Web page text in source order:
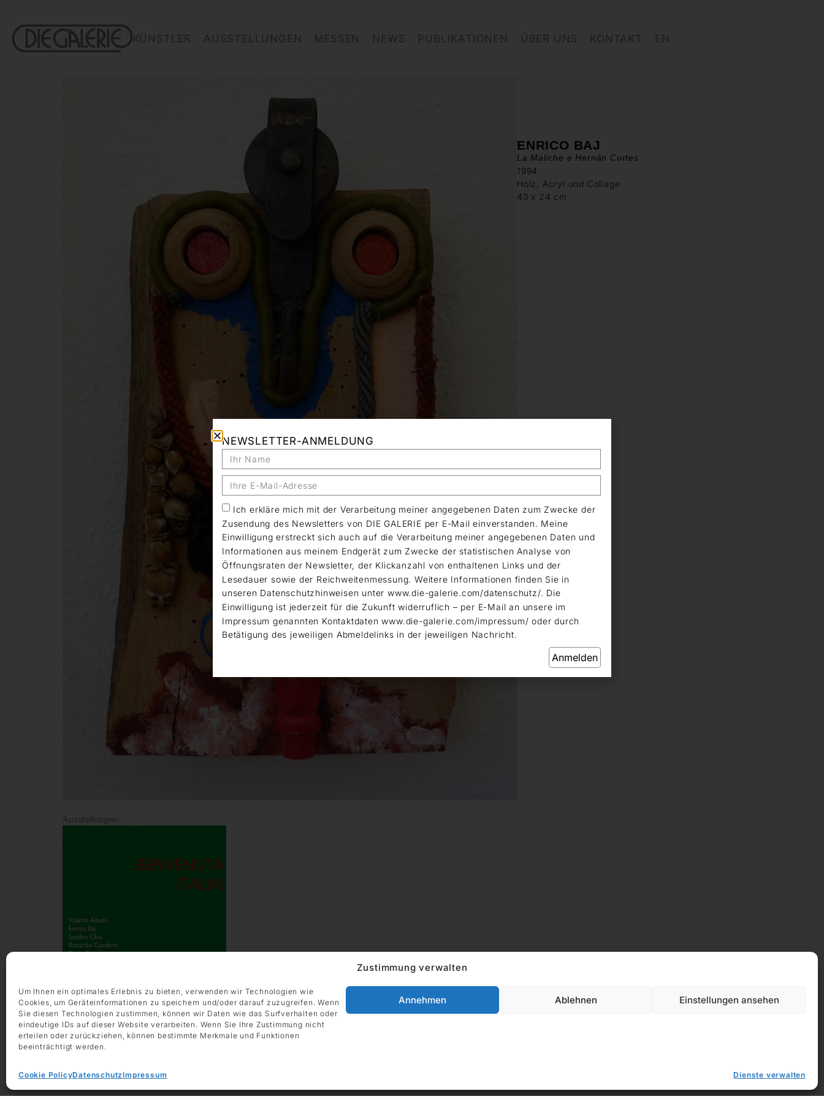
Zustimmung verwalten
Um Ihnen ein optimales Erlebnis zu bieten, verwenden wir Technologien wie
Cookies, um Geräteinformationen zu speichern und/oder darauf zuzugreifen. Wenn
Sie diesen Technologien zustimmen, können wir Daten wie das Surfverhalten oder
eindeutige IDs auf dieser Website verarbeiten. Wenn Sie Ihre Zustimmung nicht
erteilen oder zurückziehen, können bestimmte Merkmale und Funktionen
beeinträchtigt werden.
Dienste verwalten
Annehmen Ablehnen Einstellungen ansehen
Cookie PolicyDatenschutzImpressum
KÜNSTLER AUSSTELLUNGEN MESSEN NEWS PUBLIKATIONEN ÜBER UNS KONTAKT EN
ENRICO BAJ
La Maliche e Hernàn Cortes
1994
Holz, Acryl und Collage
43 x 24 cm
Ausstellungen
Benvenuta, Italia!
22. Januar 2020 - 21. März 2020
DIE GALERIE, Frankfurt am Main
NEWSLETTER-ANMELDUNG
Ich erkläre mich mit der Verarbeitung meiner angegebenen Daten zum Zwecke der
Zusendung des Newsletters von DIE GALERIE per E-Mail einverstanden. Meine
Einwilligung erstreckt sich auch auf die Verarbeitung meiner angegebenen Daten und
Informationen aus meinem Endgerät zum Zwecke der statistischen Analyse von
Öffnungsraten der Newsletter, der Klickanzahl von enthaltenen Links und der
Lesedauer sowie der Reichweitenmessung. Weitere Informationen finden Sie in
unseren Datenschutzhinweisen unter www.die-galerie.com/datenschutz/. Die
Einwilligung ist jederzeit für die Zukunft widerruflich – per E-Mail an unsere im
Impressum genannten Kontaktdaten www.die-galerie.com/impressum/ oder durch
Betätigung des jeweiligen Abmeldelinks in der jeweiligen Nachricht.
Anmelden